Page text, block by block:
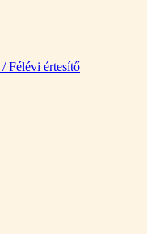
Félévi értesítő